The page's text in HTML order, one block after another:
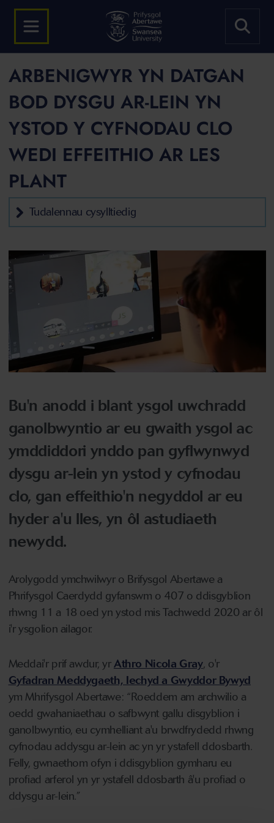
ARBENIGWYR YN DATGAN
BOD DYSGU AR-LEIN YN
YSTOD Y CYFNODAU CLO
WEDI EFFEITHIO AR LES
PLANT
Tudalennau cysylltiedig
Bu'n anodd i blant ysgol uwchradd
ganolbwyntio ar eu gwaith ysgol ac
ymddiddori ynddo pan gyflwynwyd
dysgu ar-lein yn ystod y cyfnodau
clo, gan effeithio'n negyddol ar eu
hyder a'u lles, yn ôl astudiaeth
newydd.
Arolygodd ymchwilwyr o Brifysgol Abertawe a
Phrifysgol Caerdydd gyfanswm o 407 o ddisgyblion
rhwng 11 a 18 oed yn ystod mis Tachwedd 2020 ar ôl
i'r ysgolion ailagor.
Meddai'r prif awdur, yrAthro Nicola Gray, o'r
Gyfadran Meddygaeth, Iechyd a Gwyddor Bywyd
ym Mhrifysgol Abertawe: “Roeddem am archwilio a
oedd gwahaniaethau o safbwynt gallu disgyblion i
ganolbwyntio, eu cymhelliant a'u brwdfrydedd rhwng
cyfnodau addysgu ar-lein ac yn yr ystafell ddosbarth.
Felly, gwnaethom ofyn i ddisgyblion gymharu eu
profiad arferol yn yr ystafell ddosbarth â'u profiad o
ddysgu ar-lein.”